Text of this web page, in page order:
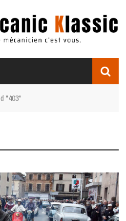
"403"